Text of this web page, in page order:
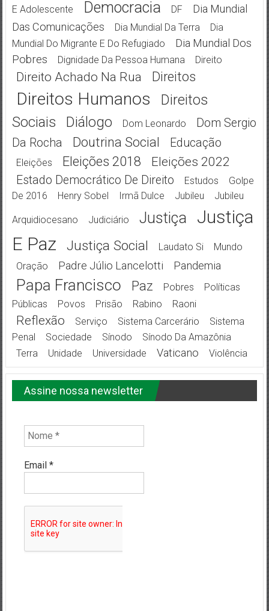
E Adolescente Democracia DF
Dia Mundial
Das Comunicações
Dia Mundial Da Terra
Dia
Mundial Do Migrante E Do Refugiado
Dia Mundial Dos
Pobres
Dignidade Da Pessoa Humana Direito
Direito Achado Na Rua Direitos
Direitos Humanos
Direitos
Sociais
Diálogo Dom Leonardo
Dom Sergio
Da Rocha
Doutrina Social Educação
Eleições Eleições 2018 Eleições 2022
Estado Democrático De Direito Estudos
Golpe
De 2016
Henry Sobel Irmã Dulce Jubileu Jubileu
Arquidiocesano Judiciário Justiça
Justiça
E Paz
Justiça Social Laudato Si
Mundo
Oração
Padre Júlio Lancelotti Pandemia
Papa Francisco Paz Pobres
Políticas
Públicas
Povos Prisão Rabino Raoni
Reflexão Serviço Sistema Carcerário
Sistema
Penal
Sociedade Sínodo
Sínodo Da Amazônia
Terra
Unidade Universidade Vaticano Violência
Assine nossa newsletter
Email *